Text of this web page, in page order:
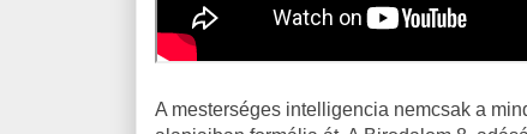
A mesterséges intelligencia nemcsak a